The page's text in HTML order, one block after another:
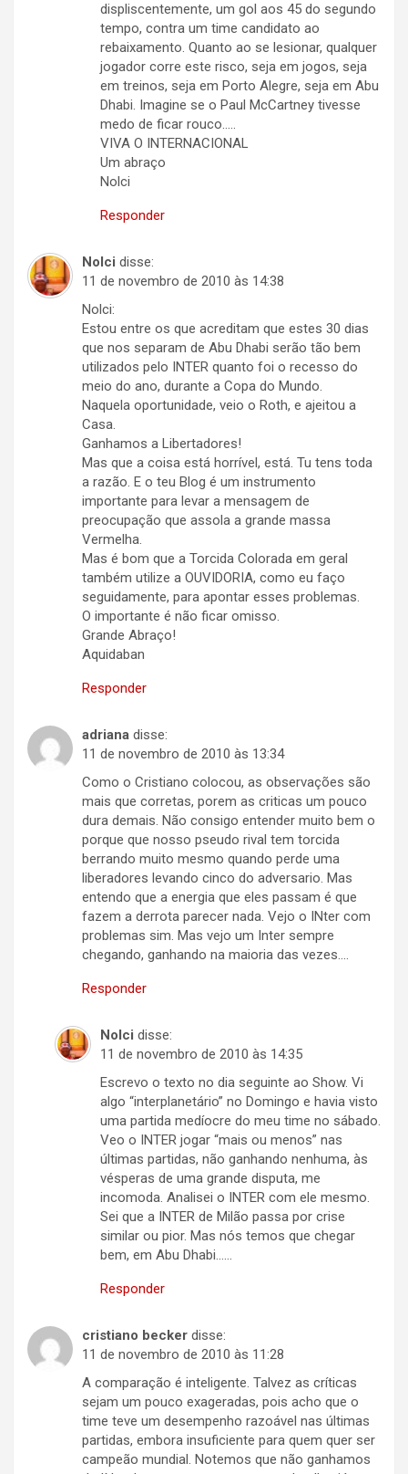
displiscentemente, um gol aos 45 do segundo
tempo, contra um time candidato ao
rebaixamento. Quanto ao se lesionar, qualquer
jogador corre este risco, seja em jogos, seja
em treinos, seja em Porto Alegre, seja em Abu
Dhabi. Imagine se o Paul McCartney tivesse
medo de ficar rouco…..
VIVA O INTERNACIONAL
Um abraço
Nolci
Responder
Nolci disse:
11 de novembro de 2010 às 14:38
Nolci:
Estou entre os que acreditam que estes 30 dias
que nos separam de Abu Dhabi serão tão bem
utilizados pelo INTER quanto foi o recesso do
meio do ano, durante a Copa do Mundo.
Naquela oportunidade, veio o Roth, e ajeitou a
Casa.
Ganhamos a Libertadores!
Mas que a coisa está horrível, está. Tu tens toda
a razão. E o teu Blog é um instrumento
importante para levar a mensagem de
preocupação que assola a grande massa
Vermelha.
Mas é bom que a Torcida Colorada em geral
também utilize a OUVIDORIA, como eu faço
seguidamente, para apontar esses problemas.
O importante é não ficar omisso.
Grande Abraço!
Aquidaban
Responder
adriana disse:
11 de novembro de 2010 às 13:34
Como o Cristiano colocou, as observações são
mais que corretas, porem as criticas um pouco
dura demais. Não consigo entender muito bem o
porque que nosso pseudo rival tem torcida
berrando muito mesmo quando perde uma
liberadores levando cinco do adversario. Mas
entendo que a energia que eles passam é que
fazem a derrota parecer nada. Vejo o INter com
problemas sim. Mas vejo um Inter sempre
chegando, ganhando na maioria das vezes….
Responder
Nolci disse:
11 de novembro de 2010 às 14:35
Escrevo o texto no dia seguinte ao Show. Vi
algo “interplanetário” no Domingo e havia visto
uma partida medíocre do meu time no sábado.
Veo o INTER jogar “mais ou menos” nas
últimas partidas, não ganhando nenhuma, às
vésperas de uma grande disputa, me
incomoda. Analisei o INTER com ele mesmo.
Sei que a INTER de Milão passa por crise
similar ou pior. Mas nós temos que chegar
bem, em Abu Dhabi……
Responder
cristiano becker disse:
11 de novembro de 2010 às 11:28
A comparação é inteligente. Talvez as críticas
sejam um pouco exageradas, pois acho que o
time teve um desempenho razoável nas últimas
partidas, embora insuficiente para quem quer ser
campeão mundial. Notemos que não ganhamos